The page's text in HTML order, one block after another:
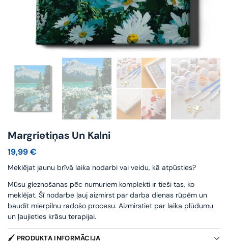
Margrietiņas Un Kalni
19,99€
Meklējat jaunu brīvā laika nodarbi vai veidu, kā atpūsties?
Mūsu gleznošanas pēc numuriem komplekti ir tieši tas, ko
meklējat. Šī nodarbe ļauj aizmirst par darba dienas rūpēm un
baudīt mierpilnu radošo procesu. Aizmirstiet par laika plūdumu
un ļaujieties krāsu terapijai.
🖌️ PRODUKTA INFORMĀCIJA